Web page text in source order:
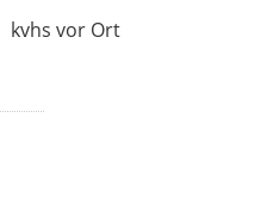
kvhs vor Ort